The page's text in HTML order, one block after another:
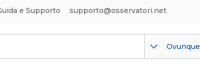
e Supporto supporto@osservatori.net
Ovunque